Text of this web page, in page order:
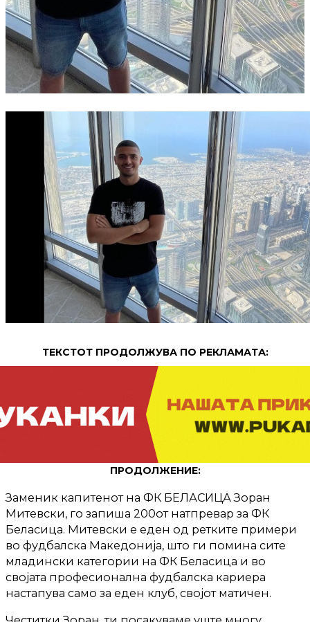
ТЕКСТОТ ПРОДОЛЖУВА ПО РЕКЛАМАТА:
ПРОДОЛЖЕНИЕ:
Заменик капитенот на ФК БЕЛАСИЦА Зоран
Митевски, го запиша 200от натпревар за ФК
Беласица. Митевски е еден од ретките примери
во фудбалска Македонија, што ги помина сите
младински категории на ФК Беласица и во
својата професионална фудбалска кариера
настапува само за еден клуб, својот матичен.